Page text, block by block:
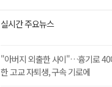
실시간 주요뉴스
"아버지 외출한 사이"…흉기로 40
한 고교 자퇴생, 구속 기로에